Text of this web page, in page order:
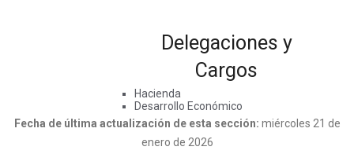
Delegaciones y
Cargos
Hacienda
Desarrollo Económico
Fecha de última actualización de esta sección: miércoles 21 de
enero de 2026